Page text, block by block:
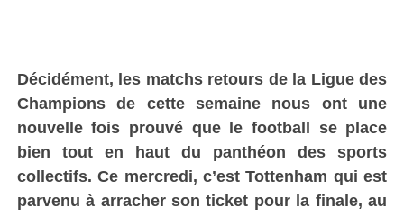
Décidément, les matchs retours de la Ligue des
Champions de cette semaine nous ont une
nouvelle fois prouvé que le football se place
bien tout en haut du panthéon des sports
collectifs. Ce mercredi, c’est Tottenham qui est
parvenu à arracher son ticket pour la finale, au